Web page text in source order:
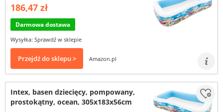
186,47 zł
Darmowa dostawa
Wysyłka: Sprawdź w sklepie
Przejdź do sklepu > Amazon.pl
Intex, basen dziecięcy, pompowany,
prostokątny, ocean, 305x183x56cm